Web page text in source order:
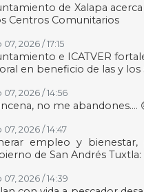
de Xalapa
Centros Comunitarios
2026 / 17:15
e ICATVER
en beneficio de las y los
07, 2026 / 14:56
no me abandones....
07, 2026 / 14:47
empleo y bienestar,
de San Andrés Tuxtla:
07, 2026 / 14:39